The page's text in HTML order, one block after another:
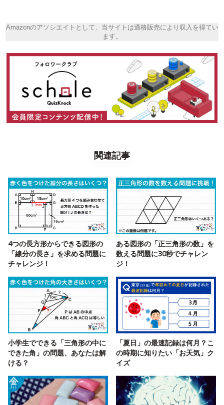
Amazonのアソシエイトとして、当サイトは適格販売により収入を得てい
ます。
関連記事
4つの長方形からできる図形の
「線分の長さ」を求める問題に
チャレンジ！
ある図形の「正三角形の数」を
数える問題に30秒でチャレン
ジ！
小学生でできる「三角形の中に
できた角」の問題、あなたは解
ける？
「夏日」の最速記録は何月？こ
の時期に知りたい「お天気」ク
イズ